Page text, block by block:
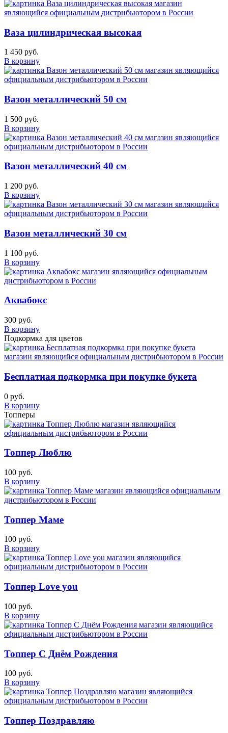
Ваза цилиндрическая высокая
1 450 руб.
В корзину
Вазон металлический 50 см
1 500 руб.
В корзину
Вазон металлический 40 см
1 200 руб.
В корзину
Вазон металлический 30 см
1 100 руб.
В корзину
Аквабокс
300 руб.
В корзину
Подкормка для цветов
Бесплатная подкормка при покупке букета
0 руб.
В корзину
Топперы
Топпер Люблю
100 руб.
В корзину
Топпер Маме
100 руб.
В корзину
Топпер Love you
100 руб.
В корзину
Топпер С Днём Рождения
100 руб.
В корзину
Топпер Поздравляю